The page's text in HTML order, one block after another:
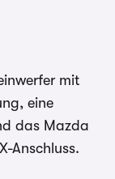
mit
eine
das Mazda
Anschluss.